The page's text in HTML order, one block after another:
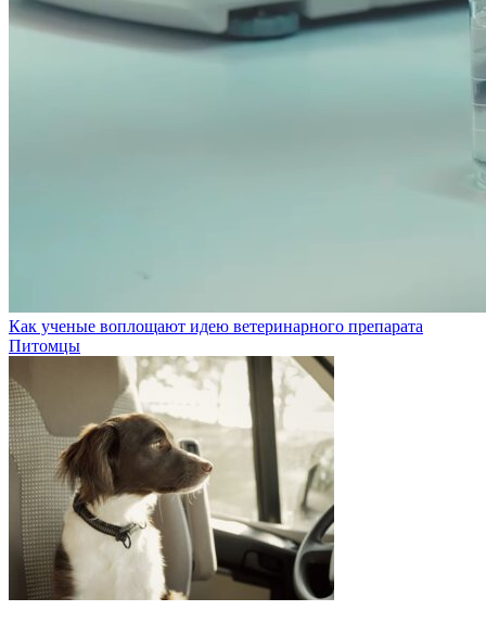
Как ученые воплощают идею ветеринарного препарата
Питомцы